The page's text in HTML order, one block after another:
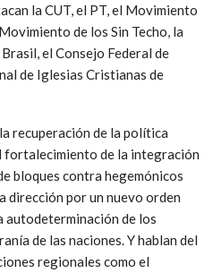
la CUT, el PT, el Movimiento
de los Sin Techo, la
el Consejo Federal de
de Iglesias Cristianas de
recuperación de la política
fortalecimiento de la integración
bloques contra hegemónicos
dirección por un nuevo orden
autodeterminación de los
de las naciones. Y hablan del
regionales como el